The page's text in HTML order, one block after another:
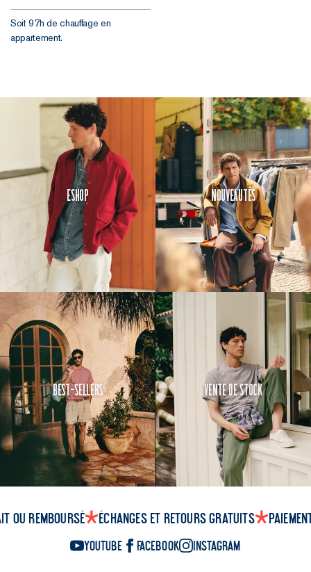
Soit 97h de chauffage en
appartement.
Eshop Nouveautés
Best-Sellers Vente de Stock
ou remboursé Échanges et retours gratuits
YouTube Facebook Instagram